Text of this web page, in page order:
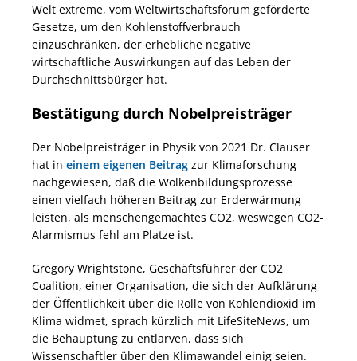
Welt extreme, vom Weltwirtschaftsforum geförderte
Gesetze, um den Kohlenstoffverbrauch
einzuschränken, der erhebliche negative
wirtschaftliche Auswirkungen auf das Leben der
Durchschnittsbürger hat.
Bestätigung durch Nobelpreisträger
Der Nobelpreisträger in Physik von 2021 Dr. Clauser
hat in einem eigenen Beitrag zur Klimaforschung
nachgewiesen, daß die Wolkenbildungsprozesse
einen vielfach höheren Beitrag zur Erderwärmung
leisten, als menschengemachtes CO2, weswegen CO2-
Alarmismus fehl am Platze ist.
Gregory Wrightstone, Geschäftsführer der CO2
Coalition, einer Organisation, die sich der Aufklärung
der Öffentlichkeit über die Rolle von Kohlendioxid im
Klima widmet, sprach kürzlich mit LifeSiteNews, um
die Behauptung zu entlarven, dass sich
Wissenschaftler über den Klimawandel einig seien.